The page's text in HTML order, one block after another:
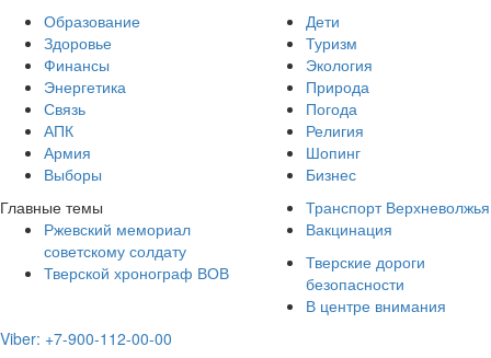
Образование
Здоровье
Финансы
Энергетика
Связь
АПК
Армия
Выборы
Дети
Туризм
Экология
Природа
Погода
Религия
Шопинг
Бизнес
Главные темы
Ржевский мемориал
советскому солдату
Тверской хронограф ВОВ
Транспорт Верхневолжья
Вакцинация
Тверские дороги
безопасности
В центре внимания
Viber: +7-900-112-00-00